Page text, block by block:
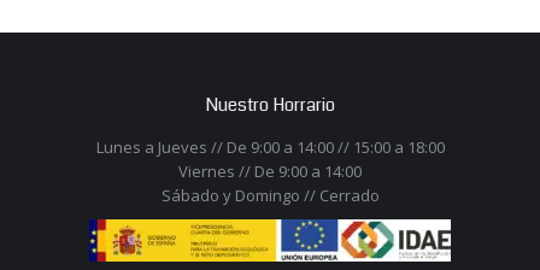
Nuestro Horrario
Lunes a Jueves // De 9:00 a 14:00 // 15:00 a 18:00
Viernes // De 9:00 a 14:00
Sábado y Domingo // Cerrado